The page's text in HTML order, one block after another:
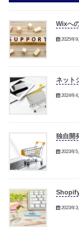
Wixへ
2025年9
ネット
2024年4
独自開
2023年5
2023年3